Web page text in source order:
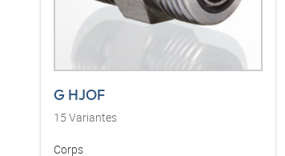
G HJOF
15 Variantes
Corps